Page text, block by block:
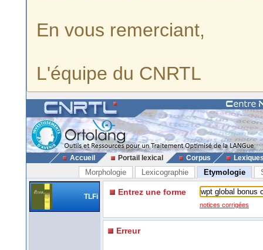
En vous remerciant,
L'équipe du CNRTL
Accueil Portail lexical Corpus
Morphologie Lexicographie Etymologie
TLFi Entrez une forme
notices corrigées
Erreur